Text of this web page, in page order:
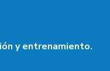
y entrenamiento.